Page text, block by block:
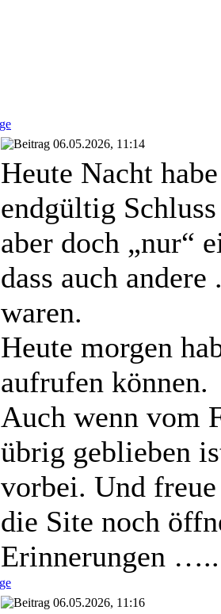
06.05.2026, 11:14
Heute Nacht
endgültig
aber doch „nur“
dass auch
waren.
Heute morgen
aufrufen können.
Auch wenn vom
übrig geblieben
vorbei. Und
die Site noch
Erinnerungen …..
06.05.2026, 11:16